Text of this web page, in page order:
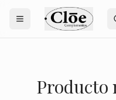
Producto